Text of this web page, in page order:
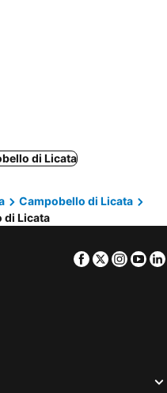
di Licata
Campobello di Licata
di Licata
Facebook
Twitter